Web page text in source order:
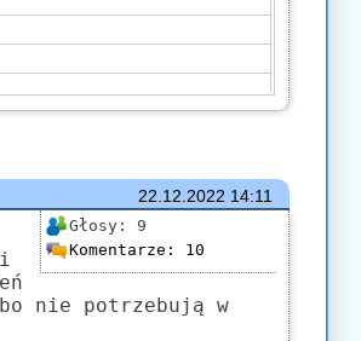
22.12.2022 14:11
Głosy: 9
Komentarze: 10
i
nie potrzebują w